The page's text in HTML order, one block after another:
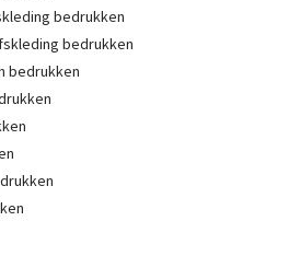
bedrukken
bedrukken
bedrukken